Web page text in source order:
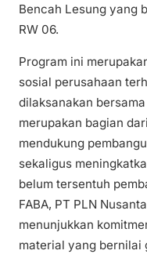
Bencah Lesung yang
RW 06.
Program ini
sosial perusahaan
dilaksanakan
merupakan bagian
mendukung
sekaligus
belum tersentuh
FABA, PT PLN
menunjukkan
material yang bernilai